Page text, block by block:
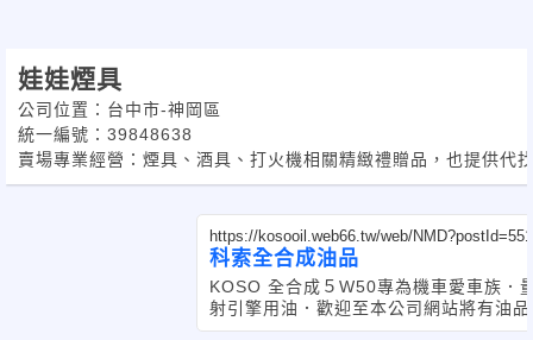
娃娃煙具
公司位置：台中市-神岡區
統一編號：39848638
賣場專業經營：煙具、酒具、打火機相關精緻禮贈品，也提供代
https://kosooil.web66.tw/web/
科索全合成油品
KOSO 全合成５W50專為機車愛車族．
射引擎用油．歡迎至本公司網站將有
l.tw